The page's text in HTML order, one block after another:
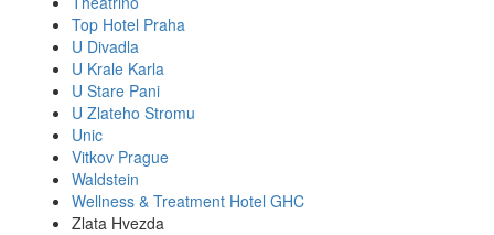
Top Hotel Praha
U Divadla
U Krale Karla
U Stare Pani
U Zlateho Stromu
Unic
Vitkov Prague
Waldstein
Wellness & Treatment Hotel GHC
Zlata Hvezda